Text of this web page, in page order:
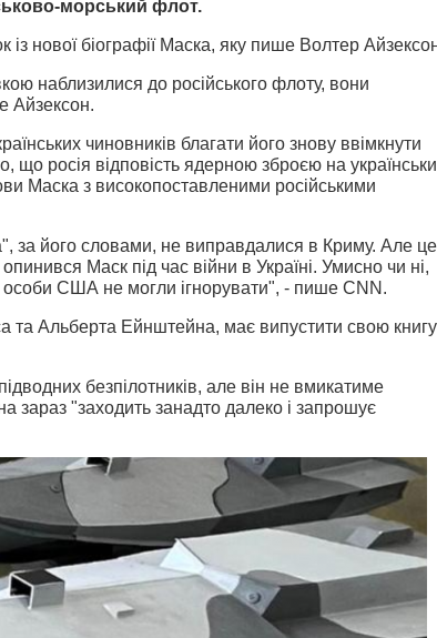
морський флот.
із нової біографії Маска, яку пише Волтер
наблизилися до російського флоту, вони
Айзексон.
чиновників благати його знову ввімкнути
що росія відповість ядерною зброєю на
Маска з високопоставленими російськими
за його словами, не виправдалися в Криму. Але
Маск під час війни в Україні. Умисно чи ні,
особи США не могли ігнорувати", - пише CNN.
та Альберта Ейнштейна, має випустити свою книгу
безпілотників, але він не вмикатиме
зараз "заходить занадто далеко і запрошує